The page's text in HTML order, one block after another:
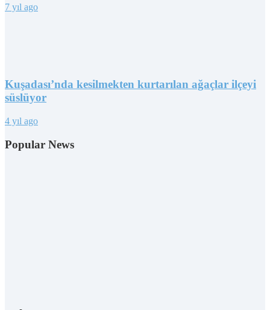
7 yıl ago
Kuşadası’nda kesilmekten kurtarılan ağaçlar ilçeyi
süslüyor
4 yıl ago
Popular News